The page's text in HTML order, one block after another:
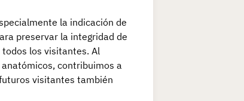
la indicación de
preservar la integridad de
los visitantes. Al
contribuimos a
visitantes también